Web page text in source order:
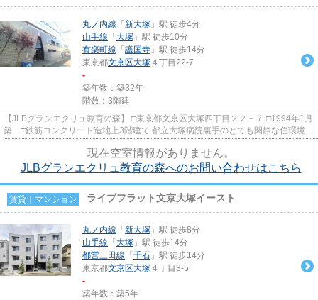
丸ノ内線 「 新大塚 」駅 徒歩4分
山手線 「 大塚 」駅 徒歩10分
有楽町線 「 護国寺 」駅 徒歩14分
東京都文京区大塚 ４丁目22-7
-
築年数：築32年
階数：3階建
【JLBグランエクリュ教育の森】 □東京都文京区大塚四丁目２２－７ □1994年1月
築 □鉄筋コンクリート造地上3階建て 都立大塚病院裏手のとても閑静な住環境に
現在空室情報がありません。
JLBグランエクリュ教育の森へのお問い合わせはこちら
賃貸｜マンション ライブフラット文京大塚イースト
丸ノ内線 「 新大塚 」駅 徒歩8分
山手線 「 大塚 」駅 徒歩14分
都営三田線 「 千石 」駅 徒歩14分
東京都文京区大塚 ４丁目3-5
-
築年数：築5年